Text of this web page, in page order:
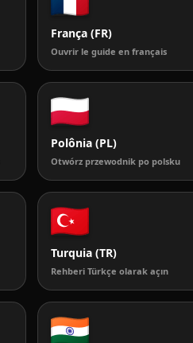
França (FR)
Ouvrir le guide en français
Polônia (PL)
Otwórz przewodnik po polsku
Turquia (TR)
Rehberi Türkçe olarak açın